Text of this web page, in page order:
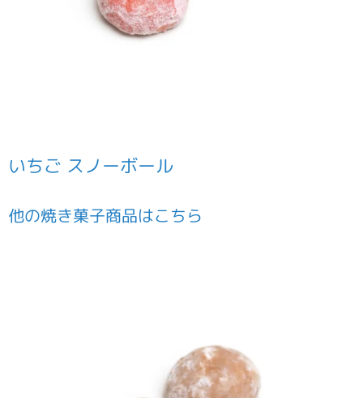
いちご スノーボール
他の焼き菓子商品はこちら